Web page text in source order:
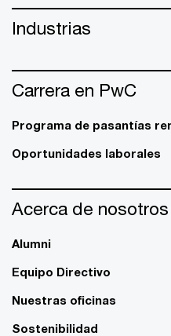
Industrias
Carrera en PwC
Programa de pasantías
Oportunidades laborales
Acerca de nosotros
Alumni
Equipo Directivo
Nuestras oficinas
Sostenibilidad